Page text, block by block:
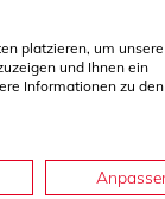
platzieren, um unsere
und Ihnen ein
Informationen zu